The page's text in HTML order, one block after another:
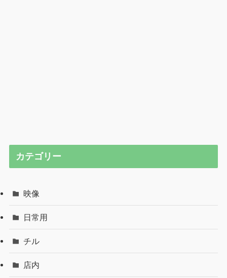
カテゴリー
映像
日常用
チル
店内